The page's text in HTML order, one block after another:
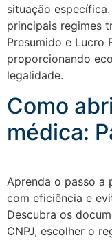
situação
principais regimes
Presumido e Lucro
proporcionando
legalidade.
Como
médica:
Aprenda o passo a
com eficiência e
Descubra os
CNPJ, escolher o